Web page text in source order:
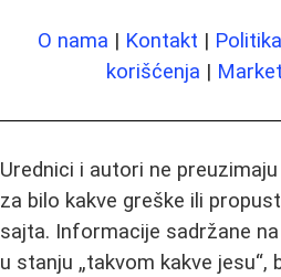
O nama | Kontakt |
korišćenja |
Urednici i autori ne
za bilo kakve greške ili
sajta. Informacije sadržane
u stanju „takvom kakve jesu“,